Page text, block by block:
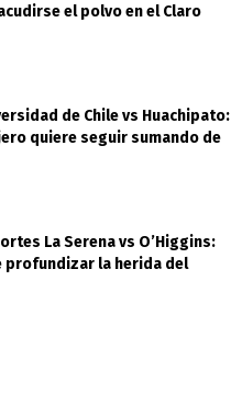
el polvo en el Claro
de Chile vs Huachipato:
quiere seguir sumando de
La Serena vs O’Higgins:
profundizar la herida del